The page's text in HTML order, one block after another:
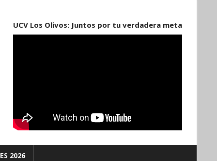
UCV Los Olivos: Juntos por tu verdadera meta
2026